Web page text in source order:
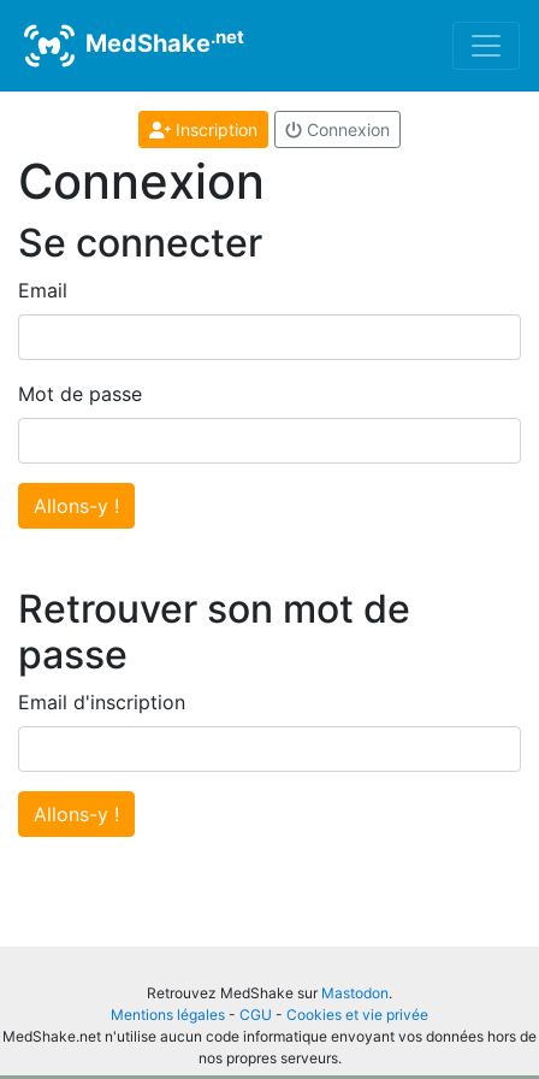
MedShake.net
Inscription Connexion
Connexion
Se connecter
Email
Mot de passe
Allons-y !
Retrouver son mot de
passe
Email d'inscription
Allons-y !
Retrouvez MedShake sur Mastodon.
Mentions légales - CGU - Cookies et vie privée
MedShake.net n'utilise aucun code informatique envoyant vos données hors de
nos propres serveurs.